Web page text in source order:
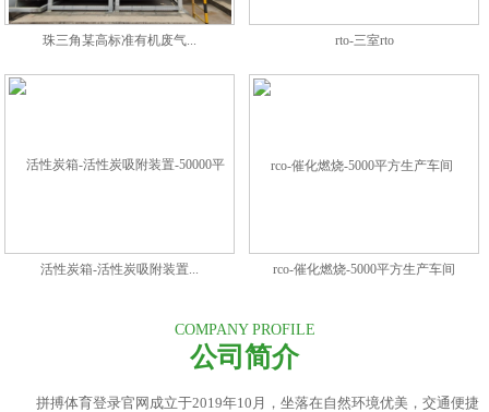
珠三角某高标准有机废气... rto-三室rto
活性炭箱-活性炭吸附装置... rco-催化燃烧-5000平方生产车间
COMPANY PROFILE
公司简介
拼搏体育登录官网成立于2019年10月，坐落在自然环境优美，交通便捷